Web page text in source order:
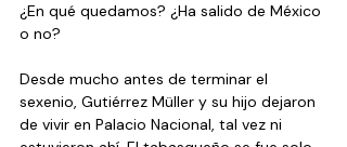
¿En qué quedamos? ¿Ha salido de México
o no?
Desde mucho antes de terminar el
sexenio, Gutiérrez Müller y su hijo dejaron
de vivir en Palacio Nacional, tal vez ni